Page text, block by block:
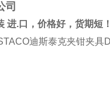
司
进.口，价格好，货期短
迪斯泰克夹钳夹具